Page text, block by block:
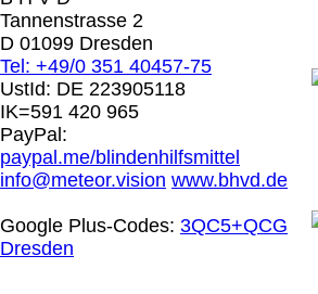
Tannenstrasse 2
D 01099 Dresden
Tel: +49/0 351 40457-75
UstId: DE 223905118
IK=591 420 965
PayPal:
paypal.me/blindenhilfsmittel
info@meteor.vision www.bhvd.de
Google Plus-Codes: 3QC5+QCG
Dresden
Die in diesem Dokument
technische Änderungen vorbehalten.
letzte Änderung: 26. Januar 2026
Mit einem Urteil vom 12.05.1998 -
die Anbringung eines Links, die
werden, dass man sich
aller gelinkten Seiten auf unserer
unserer Homepage angebrachten